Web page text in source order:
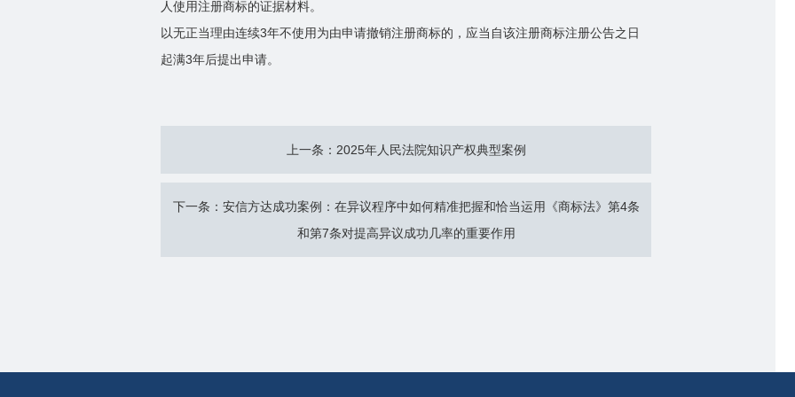
人使用注册商标的证据材料。
以无正当理由连续3年不使用为由申请撤销注册商标的，应当自该注册商标注册公告之日
起满3年后提出申请。
上一条：2025年人民法院知识产权典型案例
下一条：安信方达成功案例：在异议程序中如何精准把握和恰当运用《商标法》第4条
和第7条对提高异议成功几率的重要作用